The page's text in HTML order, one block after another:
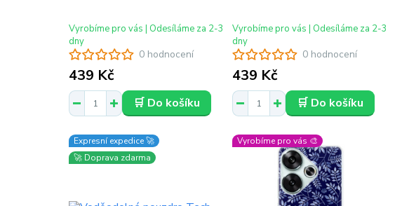
0 hodnocení
439 Kč
Vyrobíme pro vás | Odesíláme za 2-3
dny
🛒 Do košíku
0 hodnocení
439 Kč
Vyrobíme pro vás | Odesíláme za 2-3
dny
🛒 Do košíku
Expresní expedice 🚀
🚀 Doprava zdarma
Vyrobíme pro vás 🎨